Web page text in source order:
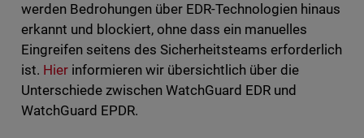
werden Bedrohungen über EDR-Technologien hinaus
erkannt und blockiert, ohne dass ein manuelles
Eingreifen seitens des Sicherheitsteams erforderlich
ist. Hierinformieren wir übersichtlich über die
Unterschiede zwischen WatchGuard EDR und
WatchGuard EPDR.